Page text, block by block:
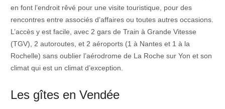
en font l’endroit rêvé pour une visite touristique, pour des
rencontres entre associés d’affaires ou toutes autres occasions.
L’accès y est facile, avec 2 gars de Train à Grande Vitesse
(TGV), 2 autoroutes, et 2 aéroports (1 à Nantes et 1 à la
Rochelle) sans oublier l’aérodrome de La Roche sur Yon et son
climat qui est un climat d’exception.
Les gîtes en Vendée